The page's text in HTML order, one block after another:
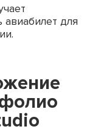
авиабилет для